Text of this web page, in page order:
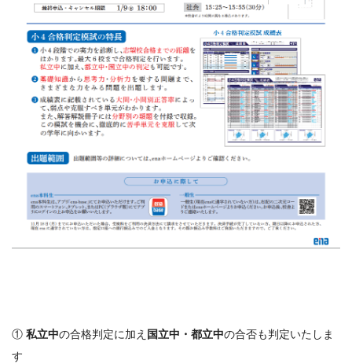
① 私立中の合格判定に加え 国立中・都立中の合否も判定いたしま
す